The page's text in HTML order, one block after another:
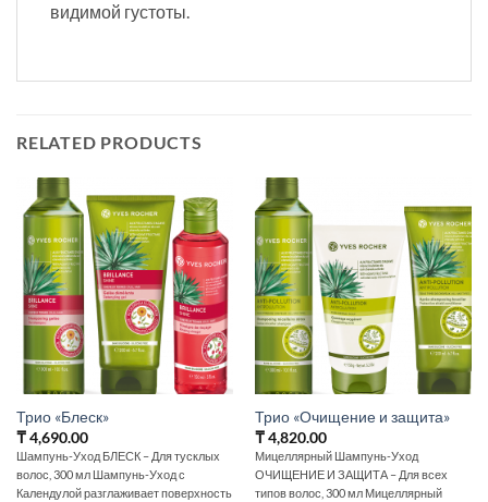
видимой густоты.
RELATED PRODUCTS
Трио «Блеск»
₸4,690.00
Шампунь-Уход БЛЕСК – Для тусклых
волос, 300 мл Шампунь-Уход с
Календулой разглаживает поверхность
Трио «Очищение и защита»
₸4,820.00
Мицеллярный Шампунь-Уход
ОЧИЩЕНИЕ И ЗАЩИТА – Для всех
типов волос, 300 мл Мицеллярный